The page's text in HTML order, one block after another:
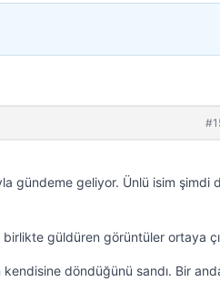
gündeme geliyor. Ünlü isim şimdi
güldüren görüntüler ortaya
kendisine döndüğünü sandı. Bir